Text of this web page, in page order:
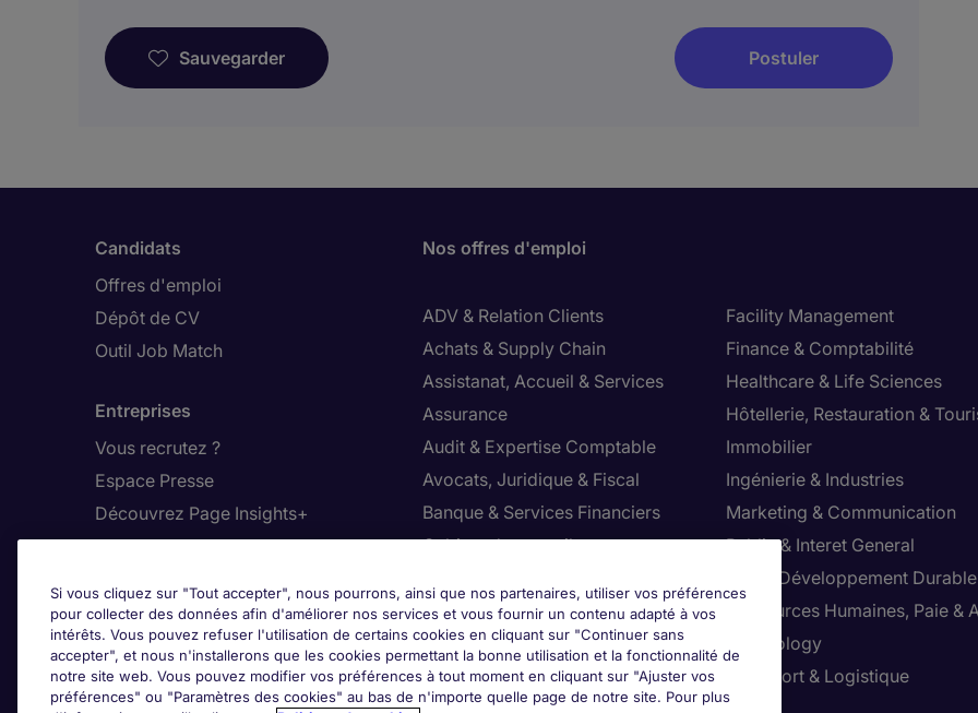
Sauvegarder Postuler
Candidats
Offres d'emploi
Dépôt de CV
Outil Job Match
Entreprises
Vous recrutez ?
Espace Presse
Découvrez Page Insights+
Nos bureaux en France
Nous contacter
Nous rejoindre
Nos offres d'emploi
ADV & Relation Clients
Achats & Supply Chain
Assistanat, Accueil & Services
Assurance
Audit & Expertise Comptable
Avocats, Juridique & Fiscal
Banque & Services Financiers
Cabinet de conseil
Construction
Dirigeants
Distribution & Commerce
Facility Management
Finance & Comptabilité
Healthcare & Life Sciences
Hôtellerie, Restauration &
Immobilier
Ingénierie & Industries
Marketing & Communication
Public & Interet General
RSE & Développement Durable
Ressources Humaines, Paie &
Technology
Transport & Logistique
Si vous cliquez sur "Tout accepter", nous pourrons, ainsi que nos partenaires, utiliser vos préférences
pour collecter des données afin d'améliorer nos services et vous fournir un contenu adapté à vos
intérêts. Vous pouvez refuser l'utilisation de certains cookies en cliquant sur "Continuer sans
accepter", et nous n'installerons que les cookies permettant la bonne utilisation et la fonctionnalité de
notre site web. Vous pouvez modifier vos préférences à tout moment en cliquant sur "Ajuster vos
préférences" ou "Paramètres des cookies" au bas de n'importe quelle page de notre site. Pour plus